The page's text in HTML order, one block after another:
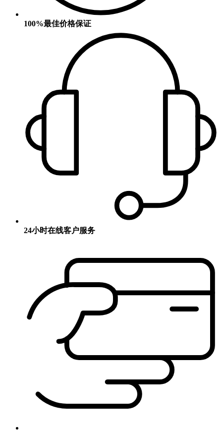
100%最佳价格保证
24小时在线客户服务